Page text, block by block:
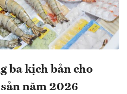
ba kịch bản cho
năm 2026